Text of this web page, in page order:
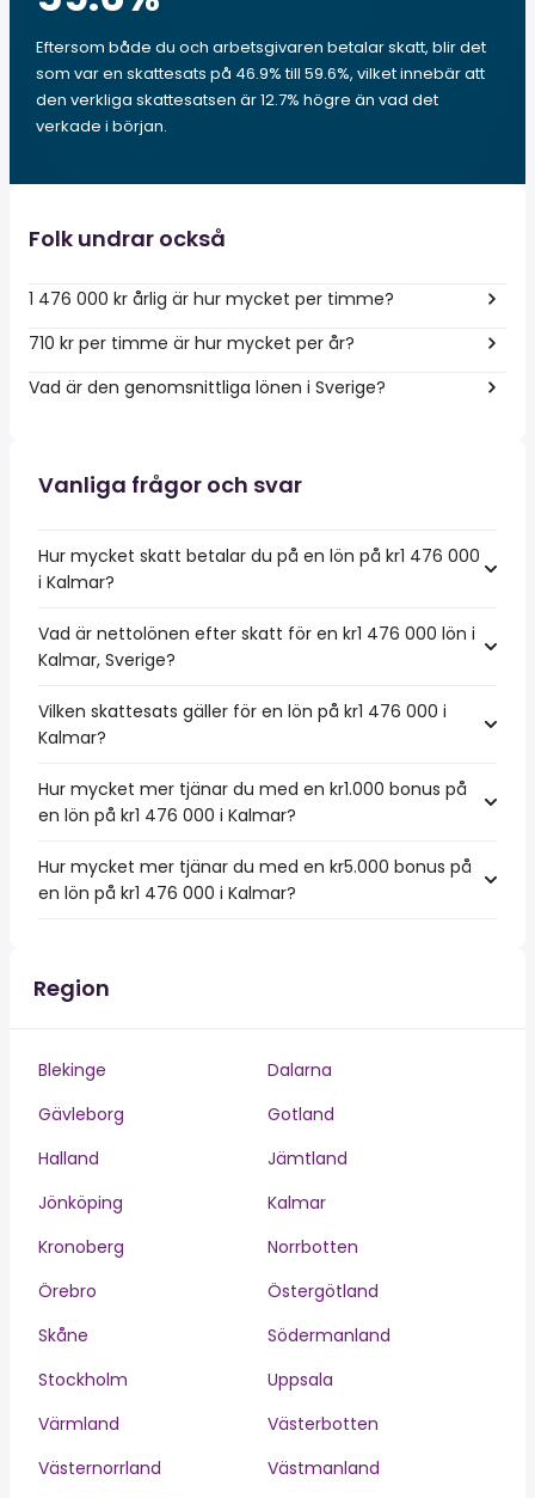
Eftersom både du och arbetsgivaren betalar skatt, blir det
som var en skattesats på 46.9% till 59.6%, vilket innebär att
den verkliga skattesatsen är 12.7% högre än vad det
verkade i början.
Folk undrar också
1 476 000 kr årlig är hur mycket per timme?
710 kr per timme är hur mycket per år?
Vad är den genomsnittliga lönen i Sverige?
Vanliga frågor och svar
Hur mycket skatt betalar du på en lön på kr1 476 000
i Kalmar?
Vad är nettolönen efter skatt för en kr1 476 000 lön i
Kalmar, Sverige?
Vilken skattesats gäller för en lön på kr1 476 000 i
Kalmar?
Hur mycket mer tjänar du med en kr1.000 bonus på
en lön på kr1 476 000 i Kalmar?
Hur mycket mer tjänar du med en kr5.000 bonus på
en lön på kr1 476 000 i Kalmar?
Region
Blekinge
Dalarna
Gävleborg
Gotland
Halland
Jämtland
Jönköping
Kalmar
Kronoberg
Norrbotten
Örebro
Östergötland
Skåne
Södermanland
Stockholm
Uppsala
Värmland
Västerbotten
Västernorrland
Västmanland